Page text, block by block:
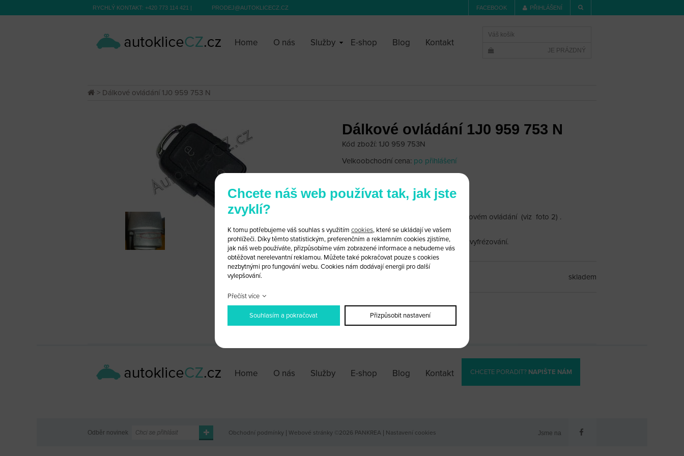
RYCHLÝ KONTAKT: +420 773 114 421 | PRODEJ@AUTOKLICECZ.CZ FACEBOOK PŘIHLÁŠENÍ
Home O nás Služby E-shop Blog Kontakt
Váš košík
JE PRÁZDNÝ
> Dálkové ovládání 1J0 959 753 N
Dálkové ovládání 1J0 959 753 N
Kód zboží: 1J0 959 753N
Velkoobchodní cena: po přihlášení
Objednací číslo najdete na vašem dálkovém ovládání (viz foto 2) .
Můžeme zajistit přizpůsobení do Ř.J. a vyfrézování.
skladem
PŘIDAT DO KOŠÍKU
Home O nás Služby E-shop Blog Kontakt CHCETE PORADIT? NAPIŠTE NÁM
Odběr novinek Obchodní podmínky | Webové stránky ©2026 PANKREA | Nastavení cookies Jsme na
Chcete náš web používat tak, jak jste
zvyklí?
K tomu potřebujeme váš souhlas s využitím cookies, které se ukládají ve vašem
prohlížeči. Díky těmto statistickým, preferenčním a reklamním cookies zjistíme,
jak náš web používáte, přizpůsobíme vám zobrazené informace a nebudeme vás
obtěžovat nerelevantní reklamou. Můžete také pokračovat pouze s cookies
nezbytnými pro fungování webu. Cookies nám dodávají energii pro další
vylepšování.
Přečíst více
Souhlasím a pokračovat Přizpůsobit nastavení